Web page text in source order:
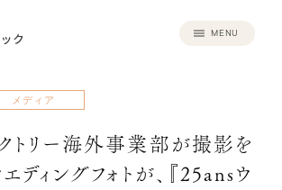
MENU
メディア
クトリー海外事業部が撮影を
ディングフォトが、『25ansウ